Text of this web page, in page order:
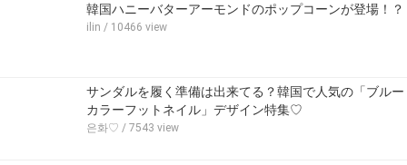
韓国ハニーバターアーモンドのポップコーンが登場！？
ilin / 10466 view
サンダルを履く準備は出来てる？韓国で人気の「ブルー
カラーフットネイル」デザイン特集♡
은화♡ / 7543 view